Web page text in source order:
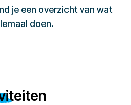
je een overzicht van wat
doen.